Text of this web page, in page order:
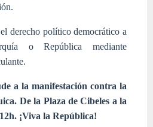
derecho político democrático a
o República mediante
a la manifestación contra la
De la Plaza de Cibeles a la
¡Viva la República!